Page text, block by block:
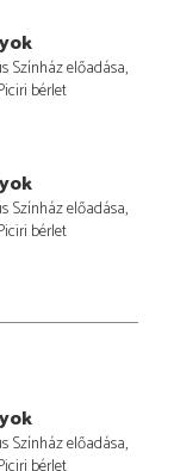
Színház előadása,
bérlet
Színház előadása,
bérlet
Színház előadása,
bérlet